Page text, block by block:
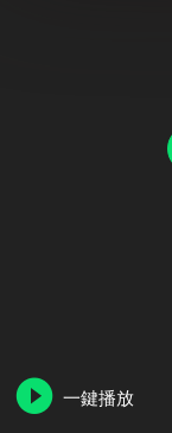
一鍵播放